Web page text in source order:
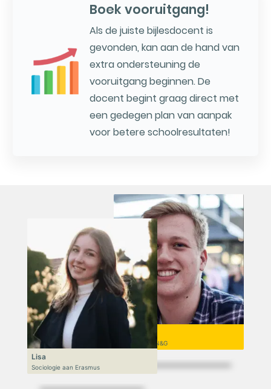
Boek vooruitgang!
Als de juiste bijlesdocent is
gevonden, kan aan de hand van
extra ondersteuning de
vooruitgang beginnen. De
docent begint graag direct met
een gedegen plan van aanpak
voor betere schoolresultaten!
Niek
VWO 6, N&T/N&G
Lisa
Sociologie aan Erasmus